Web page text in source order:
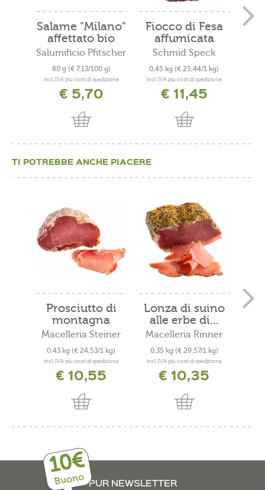
Salame "Milano"
affettato bio
Salumificio Pfitscher
80 g (€ 7,13/100 g)
incl. IVA più costi di spedizione
€ 5,70
Fiocco di Fesa
affumicata
Schmid Speck
0,45 kg (€ 25,44/1 kg)
incl. IVA più costi di spedizione
€ 11,45
TI POTREBBE ANCHE PIACERE
Prosciutto di
montagna
Macelleria Steiner
0,43 kg (€ 24,53/1 kg)
incl. IVA più costi di spedizione
€ 10,55
Lonza di suino
alle erbe di...
Macelleria Rinner
0,35 kg (€ 29,57/1 kg)
incl. IVA più costi di spedizione
€ 10,35
10€
Buono PUR NEWSLETTER